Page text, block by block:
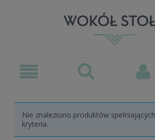
Nie znaleziono produktów
kryteria.